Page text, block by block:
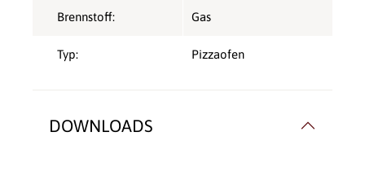
Brennstoff: Gas
Typ: Pizzaofen
DOWNLOADS